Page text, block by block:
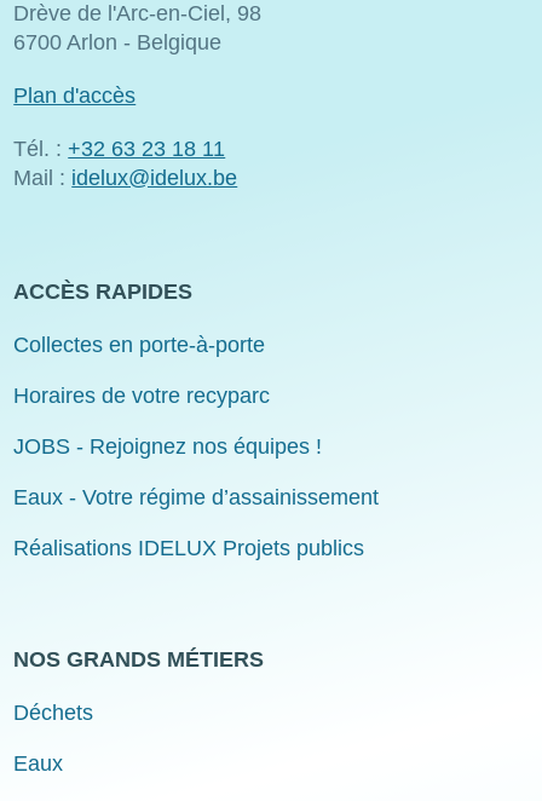
Drève de l'Arc-en-Ciel, 98
6700 Arlon - Belgique
Plan d'accès
Tél. : +32 63 23 18 11
Mail : idelux@idelux.be
ACCÈS RAPIDES
Collectes en porte-à-porte
Horaires de votre recyparc
JOBS - Rejoignez nos équipes !
Eaux - Votre régime d’assainissement
Réalisations IDELUX Projets publics
NOS GRANDS MÉTIERS
Déchets
Eaux